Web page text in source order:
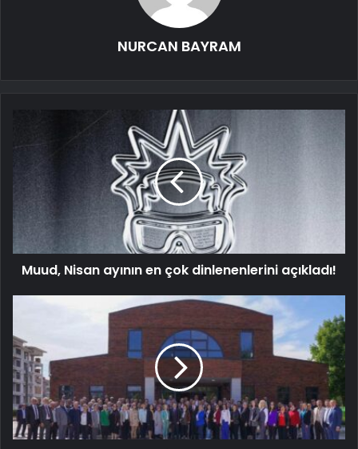
NURCAN BAYRAM
Muud, Nisan ayının en çok dinlenenlerini açıkladı!